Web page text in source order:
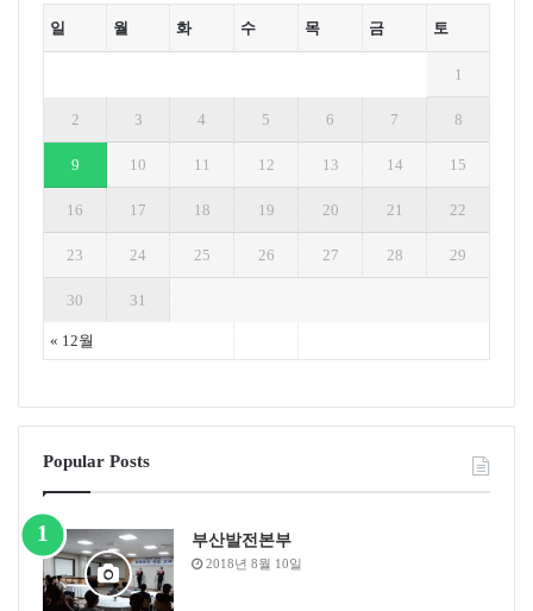
제도를 실시하고 있으며 2016년에는 100kW 이상의 태양
광에 경쟁입찰제도를 도입했다. 프랑스 정부는 2017년 신
정부 재생에너지 전략을 수립해 재생에너지 규제 완화 및
R&D 강화, ESS 육성 등을 발표했다. 미국은 캘리포니아,
하와이, 뉴욕 등 개별 주에서 RPS제도를 도입, 추진하고
있으며 발전량당 일정금액의 법인세를 환급해주는 생산
세액공제를 시행 중이다. 이 제도는 2013년 일몰됐다가
2015 풍력 분야에 한정해 2019년까지 제도를 추진하고
있다. 그 밖에 투자세액 공제, 재생에너지 연료 혼합의무
화 제도 등 다양한 제도를 도입했다.
재생에너지 3020 이행계획 발표한 우리나라
중 최하위다. 재생에너지 발전량 기준으로 보면 우리나라
23.7%보다 매우 낮으며 OECD 35개국 중 34위로 최하위
수준이라 할 수 있다. 국제 신재생에너지 정책 변화 및 시
장분석(한국에너지경제연구원, 2018)에 따르면 발전 부
일 월 화 수 목 금 토
« 12월
1
2 3 4 5 6 7 8
9 10 11 12 13 14 15
16 17 18 19 20 21 22
23 24 25 26 27 28 29
30 31
Popular Posts
부산발전본부
2018년 8월 10일